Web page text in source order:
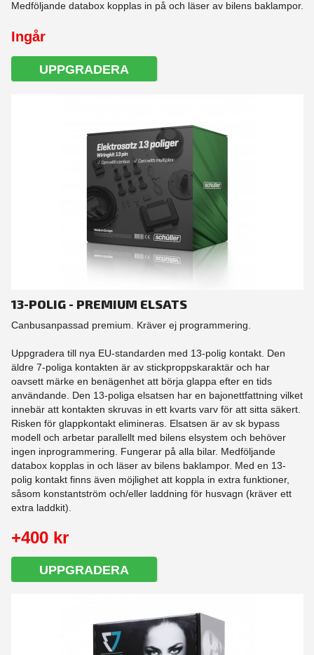
Medföljande databox kopplas in på och läser av bilens baklampor.
Ingår
UPPGRADERA
13-POLIG - PREMIUM ELSATS
Canbusanpassad premium. Kräver ej programmering.
Uppgradera till nya EU-standarden med 13-polig kontakt. Den
äldre 7-poliga kontakten är av stickproppskaraktär och har
oavsett märke en benägenhet att börja glappa efter en tids
användande. Den 13-poliga elsatsen har en bajonettfattning vilket
innebär att kontakten skruvas in ett kvarts varv för att sitta säkert.
Risken för glappkontakt elimineras. Elsatsen är av sk bypass
modell och arbetar parallellt med bilens elsystem och behöver
ingen inprogrammering. Fungerar på alla bilar. Medföljande
databox kopplas in och läser av bilens baklampor. Med en 13-
polig kontakt finns även möjlighet att koppla in extra funktioner,
såsom konstantström och/eller laddning för husvagn (kräver ett
extra laddkit).
+400 kr
UPPGRADERA